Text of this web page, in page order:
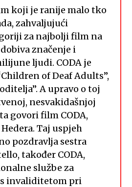
koji je ranije malo tko
zahvaljujući
za najbolji film na
značenje i
ljudi. CODA je
of Deaf Adults”,
A upravo o toj
nesvakidašnjoj
govori film CODA,
Taj uspjeh
pozdravlja sestra
također CODA,
službe za
s invaliditetom pri